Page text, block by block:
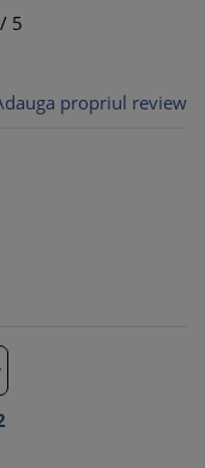
/ 5
propriul review